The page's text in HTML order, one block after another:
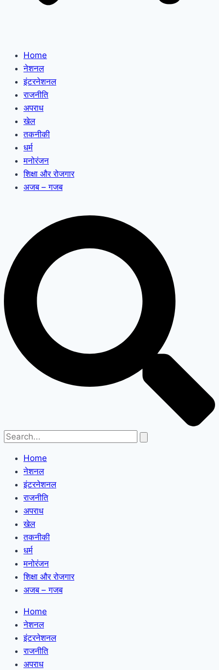
Home
नेशनल
इंटरनेशनल
राजनीति
अपराध
खेल
तकनीकी
धर्म
मनोरंजन
शिक्षा और रोजगार
अजब – गजब
Home
नेशनल
इंटरनेशनल
राजनीति
अपराध
खेल
तकनीकी
धर्म
मनोरंजन
शिक्षा और रोजगार
अजब – गजब
Home
नेशनल
इंटरनेशनल
राजनीति
अपराध